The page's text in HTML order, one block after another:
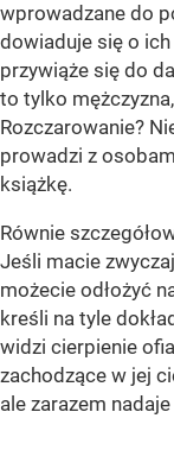
wprowadzane do
dowiaduje się o
przywiąże się do
to tylko
Rozczarowanie?
prowadzi z
książkę.
Równie
Jeśli macie
możecie odłożyć
kreśli na tyle
widzi cierpienie
zachodzące w jej
ale zarazem